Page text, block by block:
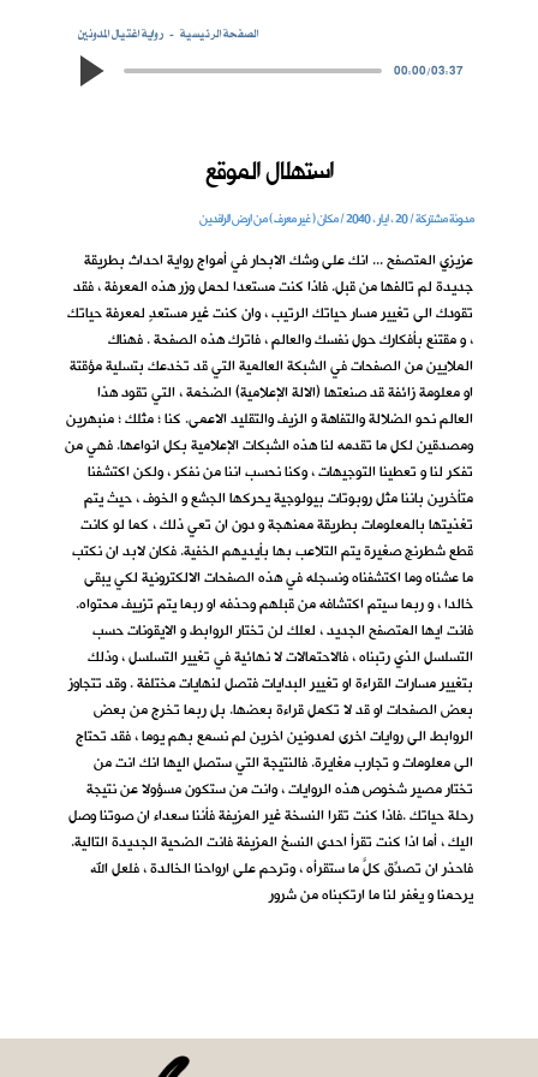
رواية اغتيال المدونين
الصفحة الرئيسية
00:00/03:37
استهلال الموقع
مدونة مشتركة / 20 ، ايار ، 2040 / مكان ( غير معرف ) من ارض الرافدين
جديدة لم تالفها من قبل. فاذا كنت مستعدا لحمل وزر هذه المعرفة ، فقد
تقودك الى تغيير مسار حياتك الرتيب ، وان كنت غير مستعدٍ لمعرفة حياتك
، و مقتنع بأفكارك حول نفسك والعالم ، فاترك هذه الصفحة . فهناك
الملايين من الصفحات في الشبكة العالمية التي قد تخدعك بتسلية مؤقتة
او معلومة زائفة قد صنعتها (الالة الإعلامية) الضخمة ، التي تقود هذا
العالم نحو الضلالة والتفاهة و الزيف والتقليد الاعمى. كنا ؛ مثلك ؛ منبهرين
ومصدقين لكل ما تقدمه لنا هذه الشبكات الإعلامية بكل انواعها. فهي من
تفكر لنا و تعطينا التوجيهات ، وكنا نحسب اننا من نفكر ، ولكن اكتشفنا
متأخرين باننا مثل روبوتات بيولوجية يحركها الجشع و الخوف ، حيث يتم
تغذيتها بالمعلومات بطريقة ممنهجة و دون ان تعي ذلك ، كما لو كانت
قطع شطرنج صغيرة يتم التلاعب بها بأيديهم الخفية. فكان لابد ان نكتب
ما عشناه وما اكتشفناه ونسجله في هذه الصفحات الالكترونية لكي يبقى
خالدا ، و ربما سيتم اكتشافه من قبلهم وحذفه او ربما يتم تزييف محتواه.
فانت ايها المتصفح الجديد ، لعلك لن تختار الروابط و الايقونات حسب
التسلسل الذي رتبناه ، فالاحتمالات لا نهائية في تغيير التسلسل ، وذلك
بتغيير مسارات القراءة او تغيير البدايات فتصل لنهايات مختلفة . وقد تتجاوز
بعض الصفحات او قد لا تكمل قراءة بعضها. بل ربما تخرج من بعض
الروابط الى روايات اخرى لمدونين اخرين لم نسمع بهم يوما ، فقد تحتاج
الى معلومات و تجارب مغايرة. فالنتيجة التي ستصل اليها انك انت من
تختار مصير شخوص هذه الروايات ، وانت من ستكون مسؤولا عن نتيجة
رحلة حياتك .فاذا كنت تقرا النسخة غير المزيفة فأننا سعداء ان صوتنا وصل
اليك ، أما اذا كنت تقرأ احدى النسخ المزيفة فانت الضحية الجديدة التالية.
فاحذر ان تصدِّق كلَّ ما ستقرأه ، وترحم على ارواحنا الخالدة ، فلعل الله
يرحمنا و يغفر لنا ما ارتكبناه من شرور